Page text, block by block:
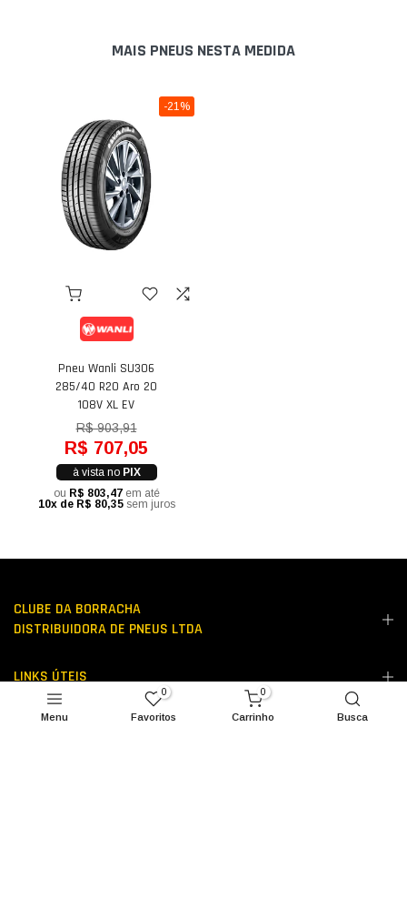
MAIS PNEUS NESTA MEDIDA
-21%
Pneu Wanli SU306
285/40 R20 Aro 20
108V XL EV
R$ 903,91
R$ 707,05
à vista no PIX
ou R$ 803,47 em até
10x de R$ 80,35sem juros
CLUBE DA BORRACHA
DISTRIBUIDORA DE PNEUS LTDA
LINKS ÚTEIS
PODEMOS AJUDAR?
Menu
0
Favoritos
0
Carrinho Busca